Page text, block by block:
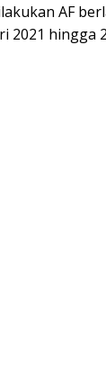
AF
2021 hingga